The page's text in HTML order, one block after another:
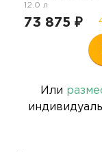
12.0 л
73 875 ₽
Или